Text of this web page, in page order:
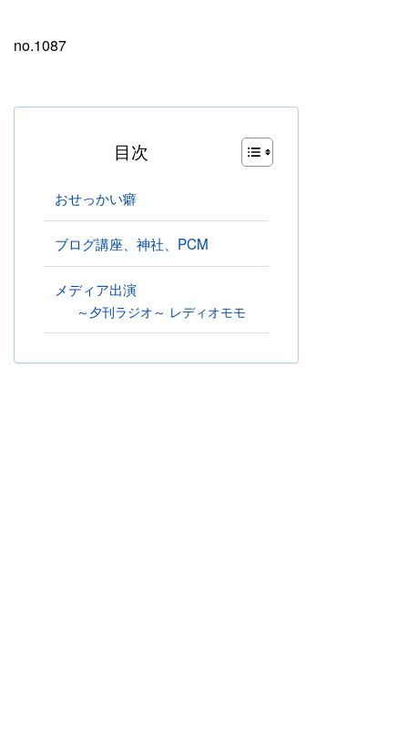
no.1087
目次
おせっかい癖
ブログ講座、神社、PCM
メディア出演
～夕刊ラジオ～ レディオモモ